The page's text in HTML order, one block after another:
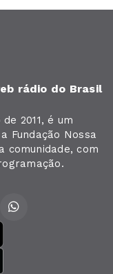
rádio do Brasil
2011, é um
Fundação Nossa
comunidade, com